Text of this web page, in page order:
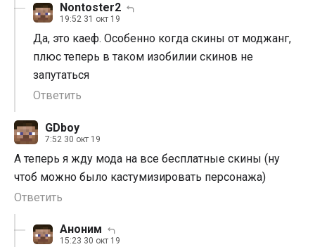
Nontoster2
19:52 31 окт 19
Да, это каеф. Особенно когда скины от моджанг,
плюс теперь в таком изобилии скинов не
запутаться
Ответить
GDboy
7:52 30 окт 19
А теперь я жду мода на все бесплатные скины (ну
чтоб можно было кастумизировать персонажа)
Ответить
Аноним
15:23 30 окт 19